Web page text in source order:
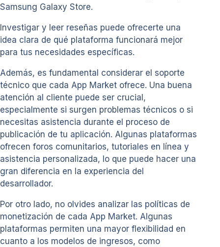
Samsung Galaxy Store.
Investigar y leer reseñas puede ofrecerte una
idea clara de qué plataforma funcionará mejor
para tus necesidades específicas.
Además, es fundamental considerar el soporte
técnico que cada App Market ofrece. Una buena
atención al cliente puede ser crucial,
especialmente si surgen problemas técnicos o si
necesitas asistencia durante el proceso de
publicación de tu aplicación. Algunas plataformas
ofrecen foros comunitarios, tutoriales en línea y
asistencia personalizada, lo que puede hacer una
gran diferencia en la experiencia del
desarrollador.
Por otro lado, no olvides analizar las políticas de
monetización de cada App Market. Algunas
plataformas permiten una mayor flexibilidad en
cuanto a los modelos de ingresos, como